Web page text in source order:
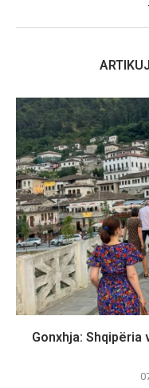
Gonxhja: